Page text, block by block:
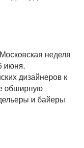
неделя
июня.
дизайнеров к
обширную
и байеры